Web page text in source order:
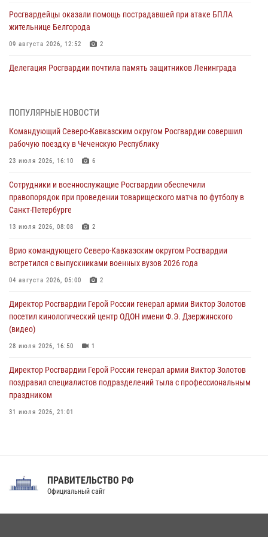
Росгвардейцы оказали помощь пострадавшей при атаке БПЛА
жительнице Белгорода
09 августа 2026, 12:52 2
Делегация Росгвардии почтила память защитников Ленинграда
«Я расскажу вам о Герое»: подвиг Героя России Сергея Перца
09 августа 2026, 11:00
Росгвардейцы в зоне СВО передали подарки детям и помогли
09 августа 2026, 09:00
В Чеченской Республике пожарные расчеты Росгвардии и МЧС
отработали межведомственное взаимодействие
В Центральных регионах России продолжается ведомственная
акция «Каникулы с Росгвардией»
ПОПУЛЯРНЫЕ НОВОСТИ
Командующий Северо-Кавказским округом Росгвардии совершил
рабочую поездку в Чеченскую Республику
23 июля 2026, 16:10 6
Сотрудники и военнослужащие Росгвардии обеспечили
правопорядок при проведении товарищеского матча по футболу в
Санкт-Петербурге
13 июля 2026, 08:08 2
Врио командующего Северо-Кавказским округом Росгвардии
встретился с выпускниками военных вузов 2026 года
04 августа 2026, 05:00 2
Директор Росгвардии Герой России генерал армии Виктор Золотов
посетил кинологический центр ОДОН имени Ф.Э. Дзержинского
(видео)
28 июля 2026, 16:50 1
Директор Росгвардии Герой России генерал армии Виктор Золотов
поздравил специалистов подразделений тыла с профессиональным
праздником
31 июля 2026, 21:01
Праздник «Один день с Росгвардией» к 105-летию Центрального
ПРАВИТЕЛЬСТВО РФ
Официальный сайт